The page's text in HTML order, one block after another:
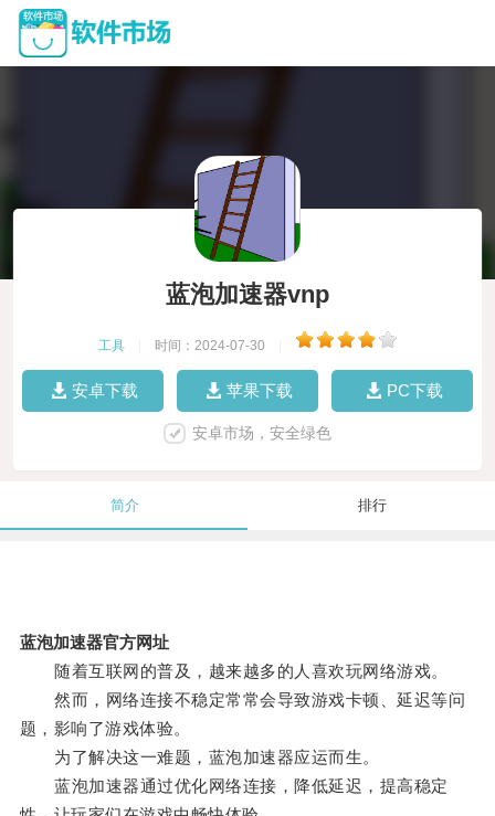
蓝泡加速器vnp
工具 时间：2024-07-30
安卓下载 苹果下载 PC下载
安卓市场，安全绿色
简介 排行
蓝泡加速器官方网址
随着互联网的普及，越来越多的人喜欢玩网络游戏。
然而，网络连接不稳定常常会导致游戏卡顿、延迟等问
题，影响了游戏体验。
为了解决这一难题，蓝泡加速器应运而生。
蓝泡加速器通过优化网络连接，降低延迟，提高稳定